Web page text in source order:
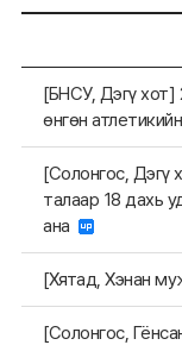
[БНСУ, Дэгү хот]
өнгөн
[Солонгос, Дэгү
талаар 18 дахь
ана
[Хятад, Хэнан
[Солонгос,